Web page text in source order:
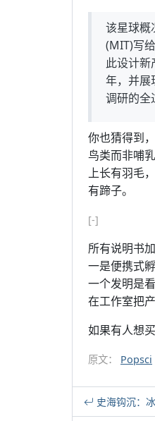
该星球概
(MIT)写
此设计
年，并展
调研的全
你也猜得到
鸟类而非哺
上长有羽毛
有蹄子。
[-]
所有说明书
一是便携式
一个发明是
在工作室把
如果有人想
原文： Popsci
史海钩沉：